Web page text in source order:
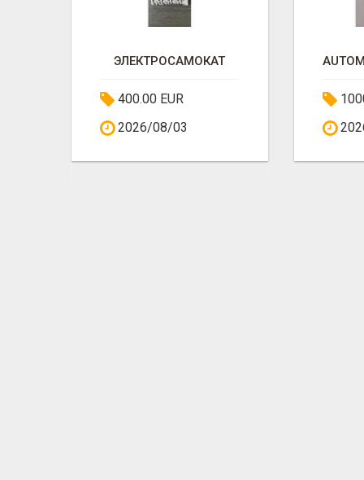
ЭЛЕКТРОСАМОКАТ
400.00 EUR
2026/08/03